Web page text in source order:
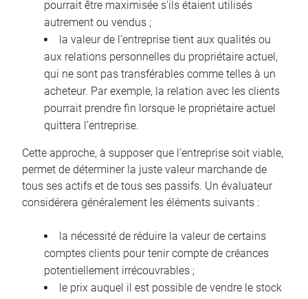
pourrait être maximisée s’ils étaient utilisés
autrement ou vendus ;
la valeur de l’entreprise tient aux qualités ou
aux relations personnelles du propriétaire actuel,
qui ne sont pas transférables comme telles à un
acheteur. Par exemple, la relation avec les clients
pourrait prendre fin lorsque le propriétaire actuel
quittera l’entreprise.
Cette approche, à supposer que l’entreprise soit viable,
permet de déterminer la juste valeur marchande de
tous ses actifs et de tous ses passifs. Un évaluateur
considérera généralement les éléments suivants :
la nécessité de réduire la valeur de certains
comptes clients pour tenir compte de créances
potentiellement irrécouvrables ;
le prix auquel il est possible de vendre le stock